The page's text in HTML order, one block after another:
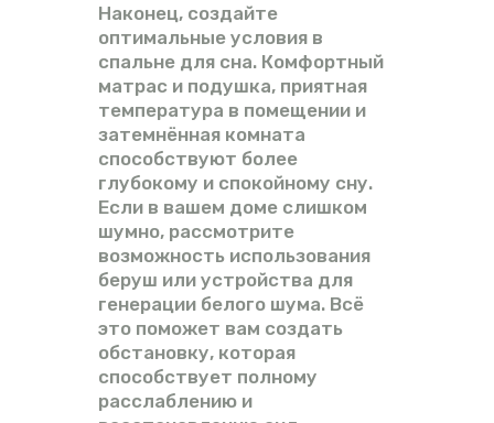
Наконец, создайте
оптимальные условия в
спальне для сна. Комфортный
матрас и подушка, приятная
температура в помещении и
затемнённая комната
способствуют более
глубокому и спокойному сну.
Если в вашем доме слишком
шумно, рассмотрите
возможность использования
беруш или устройства для
генерации белого шума. Всё
это поможет вам создать
обстановку, которая
способствует полному
расслаблению и